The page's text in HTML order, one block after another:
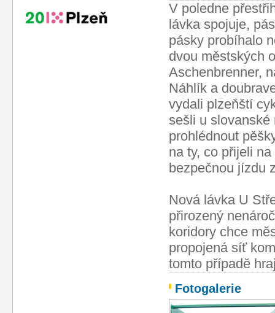
V poledne
lávka spojuje,
pásky probíhalo
dvou městských
Aschenbrenner,
Náhlík a
vydali plzeňští
sešli u slovanské
prohlédnout
na ty, co přijeli
bezpečnou jízdu
Nová lávka U
přirozený
koridory chce
propojená síť
tomto případě
Fotogalerie